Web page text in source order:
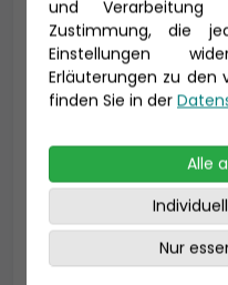
E-Mail *
Telefon *
Geburtsdatum
und Verarbeitung
Zustimmung, die
Einstellungen
Erläuterungen zu den
finden Sie in der
Alle
Nur